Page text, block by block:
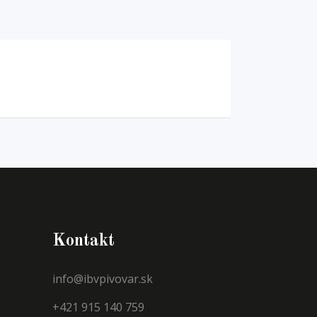
Kontakt
info@ibvpivovar.sk
+421 915 140 759